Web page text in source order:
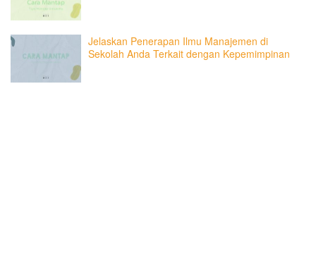
Jelaskan Penerapan Ilmu Manajemen di
Sekolah Anda Terkait dengan Kepemimpinan